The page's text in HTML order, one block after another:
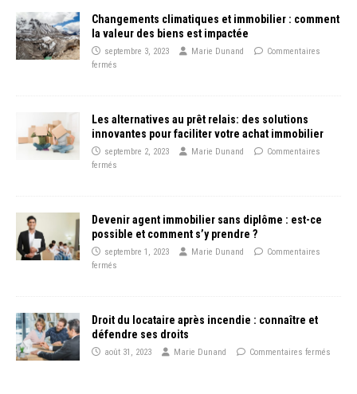
Changements climatiques et immobilier : comment
la valeur des biens est impactée
septembre 3, 2023 Marie Dunand
Commentaires
fermés
Les alternatives au prêt relais: des solutions
innovantes pour faciliter votre achat immobilier
septembre 2, 2023 Marie Dunand
Commentaires
fermés
Devenir agent immobilier sans diplôme : est-ce
possible et comment s’y prendre ?
septembre 1, 2023 Marie Dunand
Commentaires
fermés
Droit du locataire après incendie : connaître et
défendre ses droits
août 31, 2023 Marie Dunand Commentaires fermés